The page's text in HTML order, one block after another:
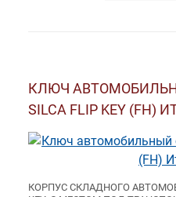
КЛЮЧ
SILCA FLIP KEY (FH)
КОРПУС СКЛАДНОГО